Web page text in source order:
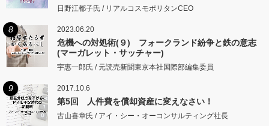
日野江都子氏 / リアルコスモポリタンCEO
8 2023.06.20
危機への対処術(９) フォークランド紛争と鉄の意志
(マーガレット・サッチャー)
宇惠一郎氏 / 元読売新聞東京本社国際部編集委員
9 2017.10.6
第5回 人件費を償却資産に変えなさい！
古山喜章氏 / アイ・シー・オーコンサルティング社長